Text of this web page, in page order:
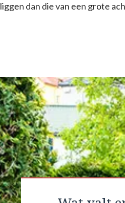
liggen dan die van een grote